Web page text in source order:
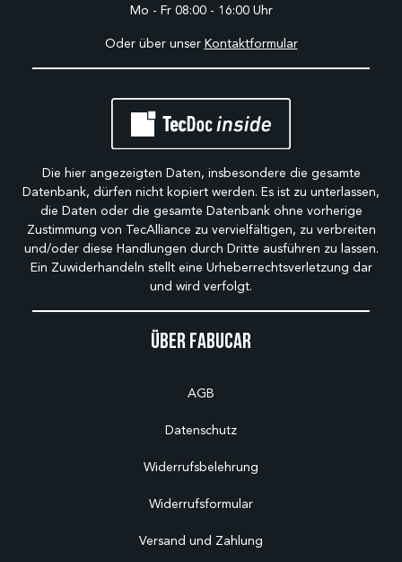
Über Fabucar
AGB
Datenschutz
Widerrufsbelehrung
Widerrufsformular
Versand und Zahlung
Mo - Fr 08:00 - 16:00 Uhr
Oder über unser Kontaktformular
Die hier angezeigten Daten, insbesondere die gesamte
Datenbank, dürfen nicht kopiert werden. Es ist zu unterlassen,
die Daten oder die gesamte Datenbank ohne vorherige
Zustimmung von TecAlliance zu vervielfältigen, zu verbreiten
und/oder diese Handlungen durch Dritte ausführen zu lassen.
Ein Zuwiderhandeln stellt eine Urheberrechtsverletzung dar
und wird verfolgt.